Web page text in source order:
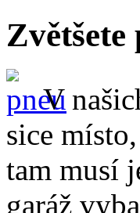
V
sice
tam musí
garáž